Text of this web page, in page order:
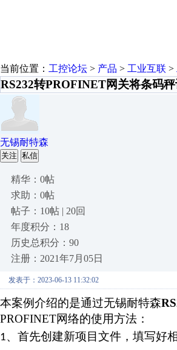
当前位置： 工控论坛 > 产品 > 工业互联 >
RS232转PROFINET网关将条码
无锡耐特森
关注 私信
精华：0帖
求助：0帖
帖子：10帖 | 20回
年度积分：18
历史总积分：90
注册：2021年7月05日
发表于：2023-06-13 11:32:02
本案例介绍的是通过无锡耐特森
PROFINET网络的使用方法：
1、 首先创建新项目 文件 ，填写好